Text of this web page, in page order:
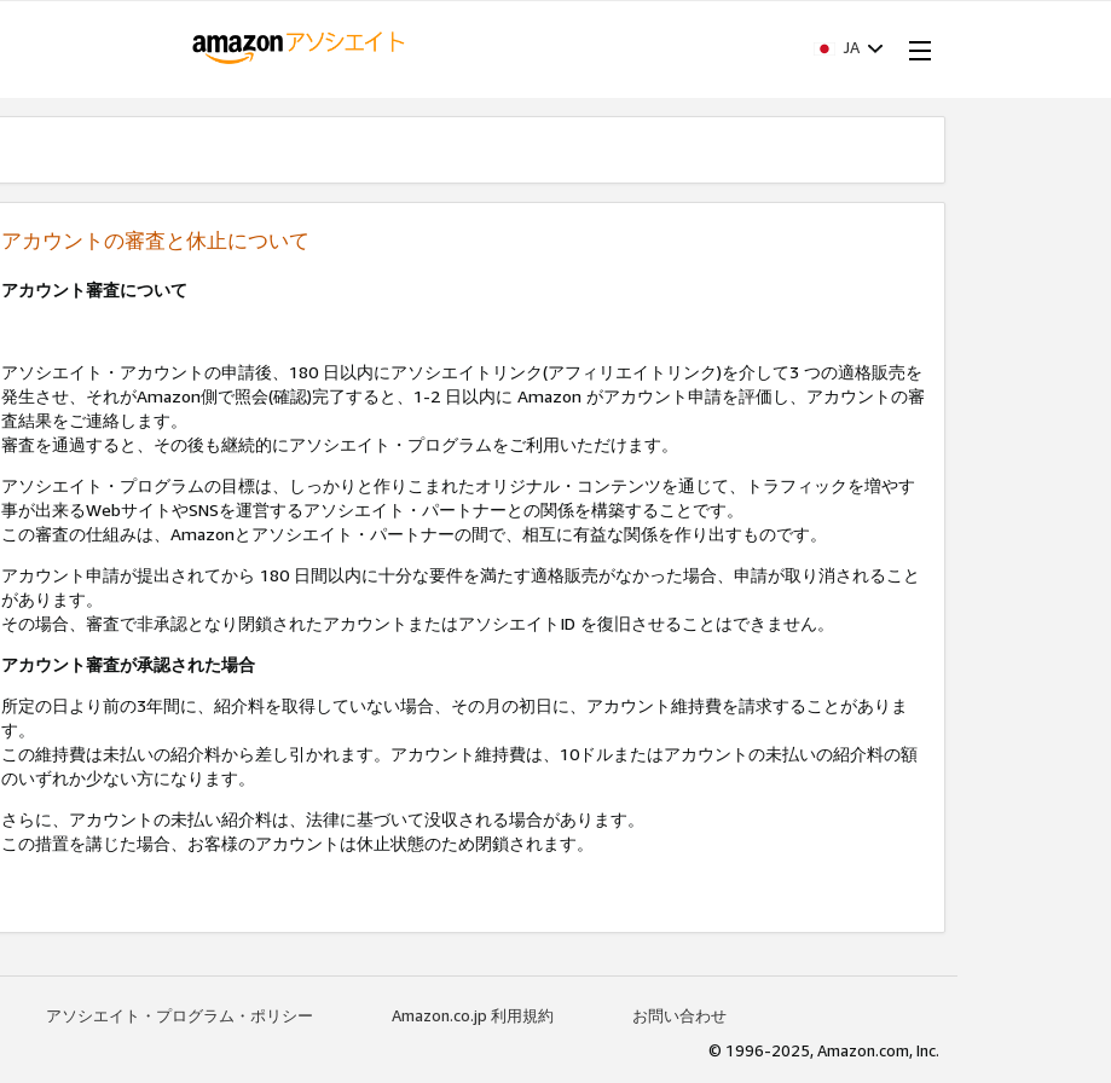
JA
アカウントの審査と休止について
アカウント審査について
アソシエイト・アカウントの申請後、180 日以内にアソシエイトリンク(アフィリエイトリンク)を介して3 つの適格販売を
発生させ、それがAmazon側で照会(確認)完了すると、1-2 日以内に Amazon がアカウント申請を評価し、アカウントの審
査結果をご連絡します。
審査を通過すると、その後も継続的にアソシエイト・プログラムをご利用いただけます。
アソシエイト・プログラムの目標は、しっかりと作りこまれたオリジナル・コンテンツを通じて、トラフィックを増やす
事が出来るWebサイトやSNSを運営するアソシエイト・パートナーとの関係を構築することです。
この審査の仕組みは、Amazonとアソシエイト・パートナーの間で、相互に有益な関係を作り出すものです。
アカウント申請が提出されてから 180 日間以内に十分な要件を満たす適格販売がなかった場合、申請が取り消されること
があります。
その場合、審査で非承認となり閉鎖されたアカウントまたはアソシエイトID を復旧させることはできません。
アカウント審査が承認された場合
所定の日より前の3年間に、紹介料を取得していない場合、その月の初日に、アカウント維持費を請求することがありま
す。
この維持費は未払いの紹介料から差し引かれます。アカウント維持費は、10ドルまたはアカウントの未払いの紹介料の額
のいずれか少ない方になります。
さらに、アカウントの未払い紹介料は、法律に基づいて没収される場合があります。
この措置を講じた場合、お客様のアカウントは休止状態のため閉鎖されます。
アソシエイト・プログラム・ポリシー Amazon.co.jp 利用規約
お問い合わせ
© 1996-2025, Amazon.com, Inc.